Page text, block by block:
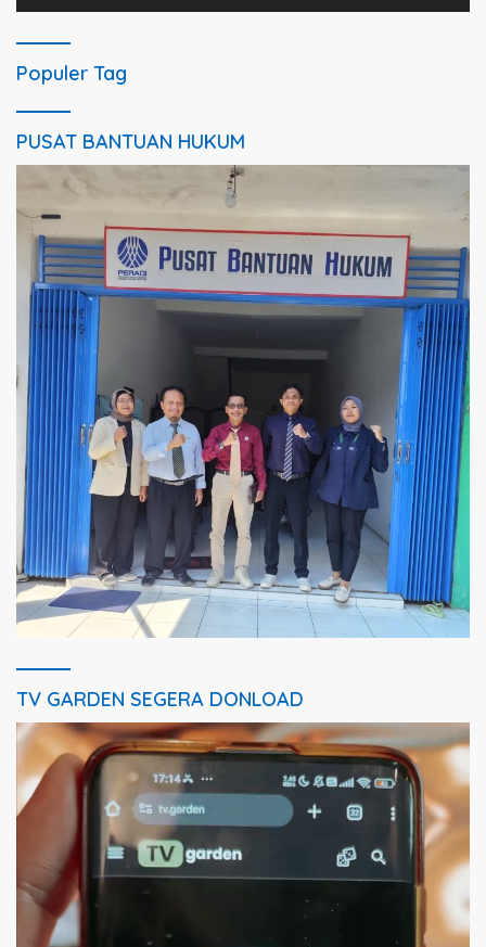
Populer Tag
PUSAT BANTUAN HUKUM
TV GARDEN SEGERA DONLOAD
Pemutar
Video